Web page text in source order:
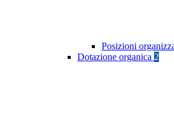
Posizioni
Dotazione organica 2